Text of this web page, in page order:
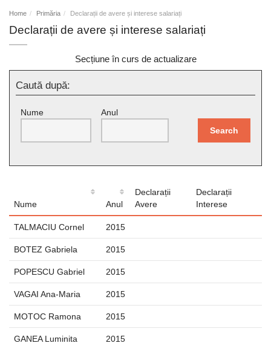
Home Primăria Declarații de avere și interese salariați
Declarații de avere și interese salariați
Secțiune în curs de actualizare
Caută după:
Nume
Anul
Search
Nume Anul
Declarații
Avere
Declarații
Interese
TALMACIU Cornel 2015
BOTEZ Gabriela 2015
POPESCU Gabriel 2015
VAGAI Ana-Maria 2015
MOTOC Ramona 2015
GANEA Luminita 2015